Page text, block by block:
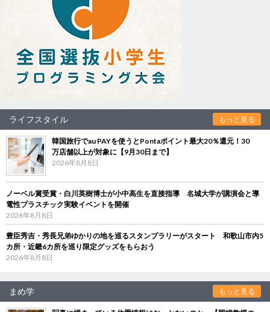
ライフスタイル もっと見る
韓国旅行でau PAYを使うとPontaポイント最大20％還元！30
万店舗以上が対象に【9月30日まで】
2026年8月8日
ノーベル賞受賞・白川英樹博士が小中高生を直接指導 名城大学が講演会と導
電性プラスチック実験イベントを開催
2026年8月8日
豊臣秀吉・秀長兄弟ゆかりの地を巡るスタンプラリーがスタート 和歌山市内5
カ所・近畿6カ所を巡り限定グッズをもらおう
2026年8月8日
まめ学 もっと見る